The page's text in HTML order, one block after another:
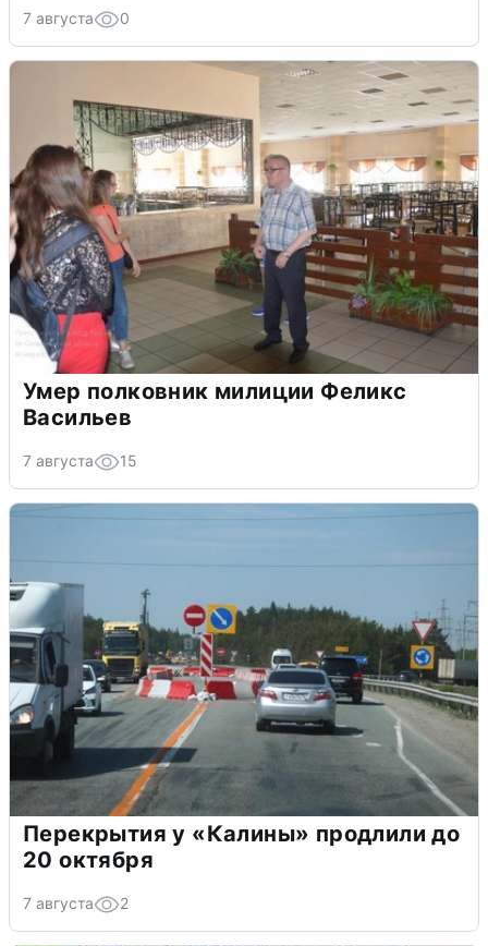
7 августа 0
Умер полковник милиции Феликс
Васильев
7 августа 15
Перекрытия у «Калины» продлили до
20 октября
7 августа 2